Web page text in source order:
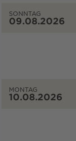
SONNTAG
09.08.2026
MONTAG
10.08.2026